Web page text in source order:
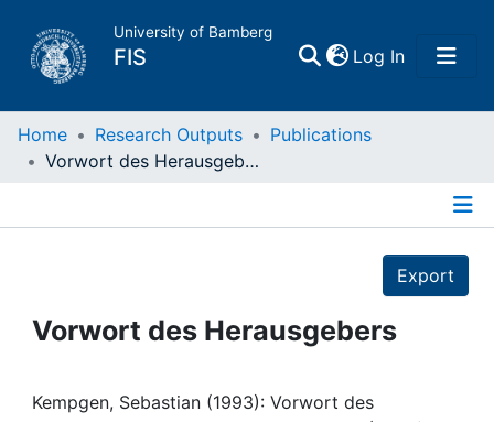
University of Bamberg
FIS Log In(current)
Home
Projects
Home Research Outputs
Publications
Vorwort des Herausgebers
Export
Vorwort des Herausgebers
Kempgen, Sebastian (1993): Vorwort des